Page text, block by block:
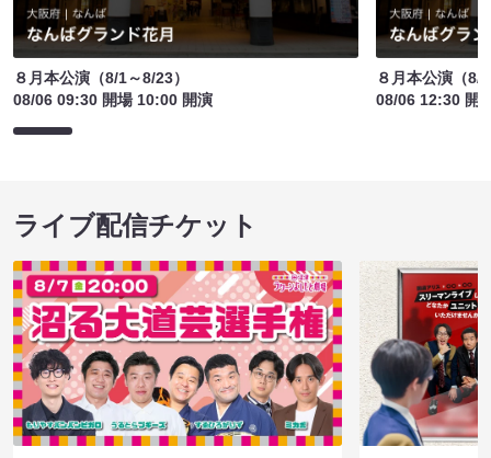
８月本公演（8/1～8/23）
08/06 09:30 開場 10:00 開演
８月本公演（8/
08/06 12:30 開
ライブ配信チケット